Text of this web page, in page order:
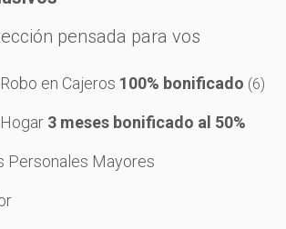
pensada para vos
en Cajeros 100% bonificado (6)
3 meses bonificado al 50%
Personales Mayores